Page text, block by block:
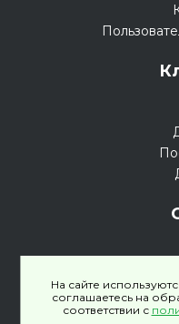
Политика
На сайте
соглашаетесь на
соответствии с